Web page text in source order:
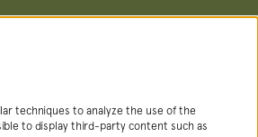
techniques to analyze the use of the
to display third-party content such as